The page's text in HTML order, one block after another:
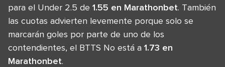
para el Under 2.5 de 1.55 en Marathonbet. También
las cuotas advierten levemente porque solo se
marcarán goles por parte de uno de los
contendientes, el BTTS No está a 1.73 en
Marathonbet.